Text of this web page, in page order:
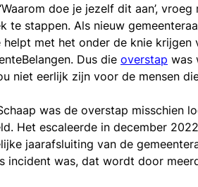
doe je jezelf dit aan’,
te stappen. Als nieuw
helpt met het onder de knie
Dus die overstap was
niet eerlijk zijn voor de mensen
was de overstap misschien
Het escaleerde in december
jaarafsluiting van de
incident was, dat wordt door